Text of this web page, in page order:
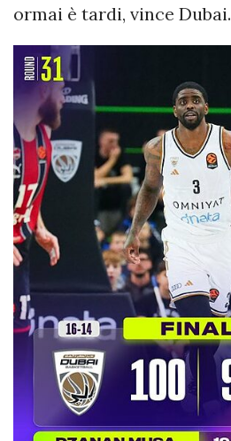
ormai è tardi, vince Dubai.